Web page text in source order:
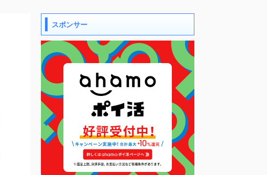
スポンサー